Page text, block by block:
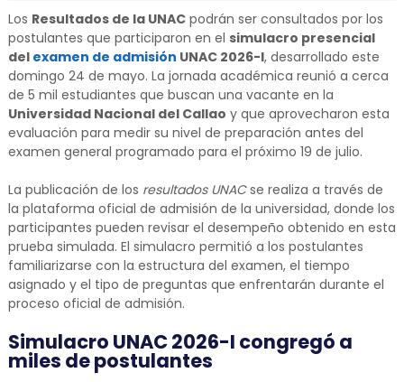
Los Resultados de la UNACpodrán ser consultados por los
postulantes que participaron en el simulacro presencial
del examen de admisión UNAC 2026-I, desarrollado este
domingo 24 de mayo. La jornada académica reunió a cerca
de 5 mil estudiantes que buscan una vacante en la
Universidad Nacional del Callao y que aprovecharon esta
evaluación para medir su nivel de preparación antes del
examen general programado para el próximo 19 de julio.
La publicación de los resultados UNACse realiza a través de
la plataforma oficial de admisión de la universidad, donde los
participantes pueden revisar el desempeño obtenido en esta
prueba simulada. El simulacro permitió a los postulantes
familiarizarse con la estructura del examen, el tiempo
asignado y el tipo de preguntas que enfrentarán durante el
proceso oficial de admisión.
Simulacro UNAC 2026-I congregó a
miles de postulantes